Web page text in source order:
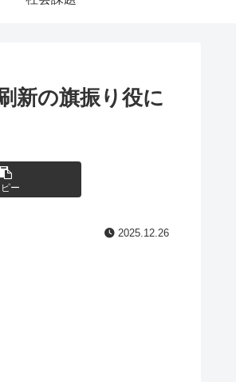
新の旗振り役に
ー
2025.12.26